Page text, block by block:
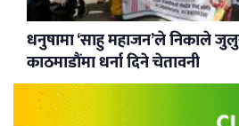
धनुषामा ‘साहु महाजन’ले निकाले
काठमाडौंमा धर्ना दिने चेतावनी